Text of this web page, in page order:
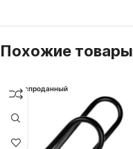
Похожие товары
Распроданный